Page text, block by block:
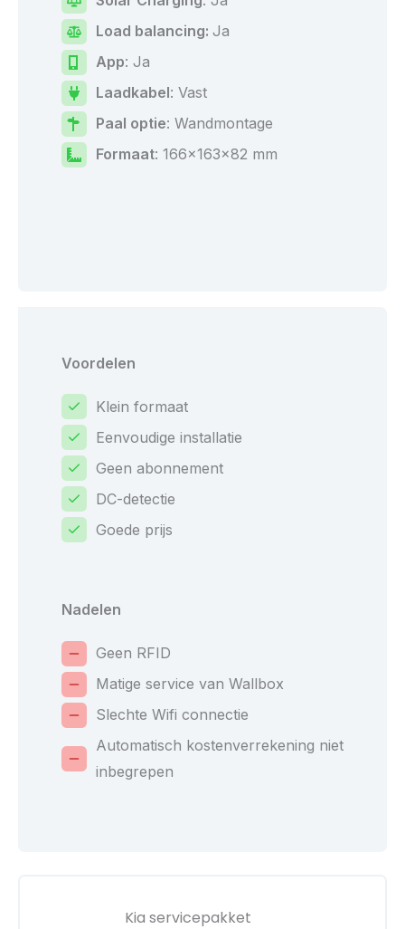
Load balancing: Ja
App: Ja
Laadkabel: Vast
Paal optie: Wandmontage
Formaat: 166x163x82 mm
Voordelen
Klein formaat
Eenvoudige installatie
Geen abonnement
DC-detectie
Goede prijs
Nadelen
Geen RFID
Matige service van Wallbox
Slechte Wifi connectie
Automatisch kostenverrekening niet
inbegrepen
Kia servicepakket